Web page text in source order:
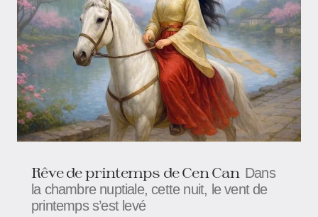
Rêve de printemps de Cen Can Dans
la chambre nuptiale, cette nuit, le vent de
printemps s’est levé